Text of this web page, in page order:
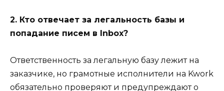
2. Кто отвечает за легальность базы и
попадание писем в Inbox?
Ответственность за легальную базу лежит на
заказчике, но грамотные исполнители на Kwork
обязательно проверяют и предупреждают о